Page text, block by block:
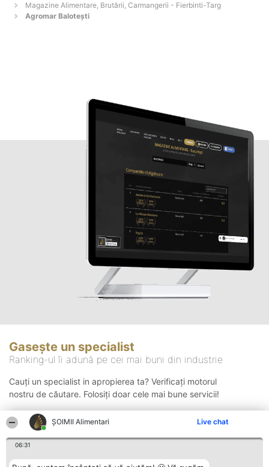
ŞOIMII Alimentari Live chat
06:31
Magazine Alimentare, Brutării, Carmangerii - Fierbinti-Targ
Agromar Balotești
Gasește un specialist
Ranking-ul îi adună pe cei mai buni din industrie
Cauți un specialist in apropierea ta? Verificați motorul
nostru de căutare. Folosiți doar cele mai bune servicii!